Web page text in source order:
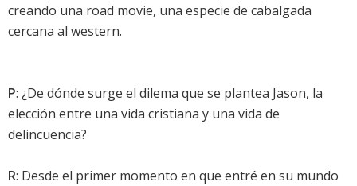
creando una road movie, una especie de cabalgada
cercana al western.
P: ¿De dónde surge el dilema que se plantea Jason, la
elección entre una vida cristiana y una vida de
delincuencia?
R: Desde el primer momento en que entré en su mundo